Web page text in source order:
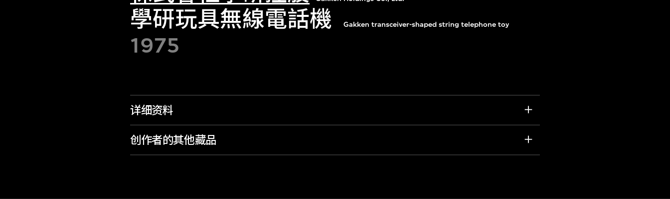
學研玩具無線電話機 Gakken transceiver-shaped string telephone toy
1975
详细资料
创作者的其他藏品